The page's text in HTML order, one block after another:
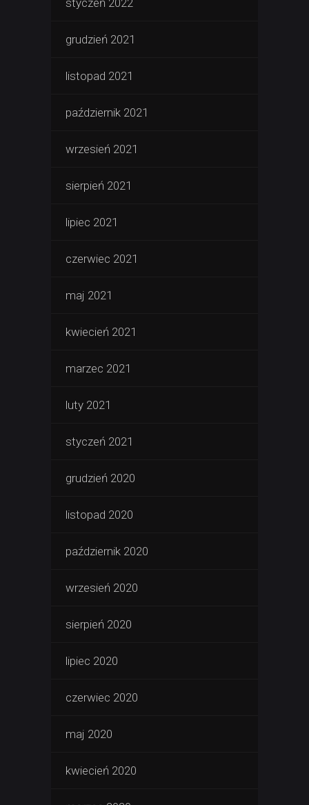
grudzień 2021
listopad 2021
październik 2021
wrzesień 2021
sierpień 2021
lipiec 2021
czerwiec 2021
maj 2021
kwiecień 2021
marzec 2021
luty 2021
styczeń 2021
grudzień 2020
listopad 2020
październik 2020
wrzesień 2020
sierpień 2020
lipiec 2020
czerwiec 2020
maj 2020
kwiecień 2020